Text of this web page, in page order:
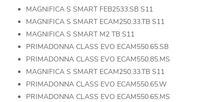
MAGNIFICA S SMART FEB2533.SB S11
MAGNIFICA S SMART ECAM250.33.TB S11
MAGNIFICA S SMART M2 TB S11
PRIMADONNA CLASS EVO ECAM550.65.SB
PRIMADONNA CLASS EVO ECAM550.85.MS
MAGNIFICA S SMART ECAM250.33.TB S11
PRIMADONNA CLASS EVO ECAM550.65.W
PRIMADONNA CLASS EVO ECAM550.65.MS